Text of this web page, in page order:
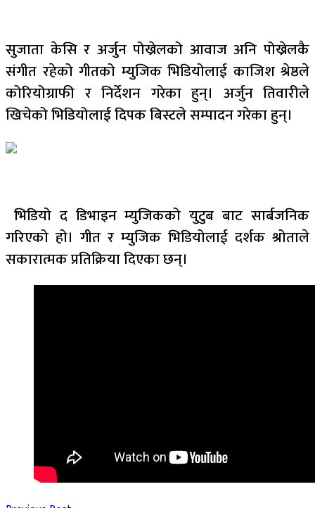
सुजाता केसि र अर्जुन पोख्रेलको आवाज अनि पोख्रेलकै
संगीत रहेको गीतको म्युजिक भिडियोलाई काजिश श्रेष्ठले
कोरियोग्राफी र निर्देशन गरेका हुन्। अर्जुन तिवारीले
खिचेको भिडियोलाई दिपक बिस्टले सम्पादन गरेका हुन्।
भिडियो द डिभाइन म्युजिकको युटुब बाट सार्बजनिक
गरिएको हो। गीत र म्युजिक भिडियोलाई दर्शक श्रोताले
सकारात्मक प्रतिक्रिया दिएका छन्।